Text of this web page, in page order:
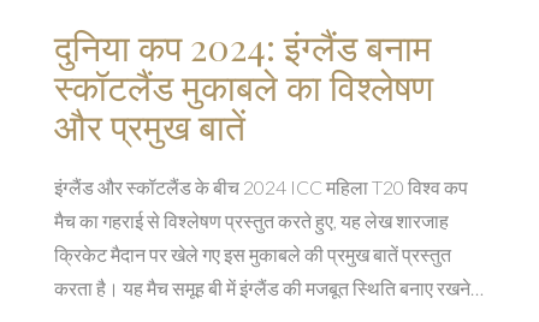
दुनिया कप 2024: इंग्लैंड बनाम
स्कॉटलैंड मुकाबले का विश्लेषण
और प्रमुख बातें
इंग्लैंड और स्कॉटलैंड के बीच 2024 ICC महिला T20 विश्व कप
मैच का गहराई से विश्लेषण प्रस्तुत करते हुए, यह लेख शारजाह
क्रिकेट मैदान पर खेले गए इस मुकाबले की प्रमुख बातें प्रस्तुत
करता है। यह मैच समूह बी में इंग्लैंड की मजबूत स्थिति बनाए रखने